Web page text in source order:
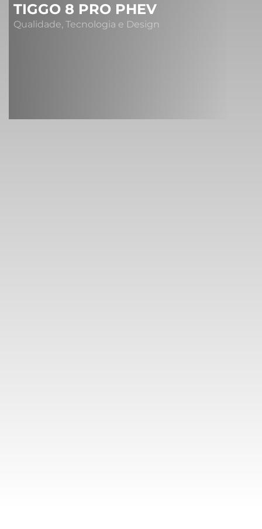
TIGGO 8 PRO PHEV
Qualidade, Tecnologia e Design